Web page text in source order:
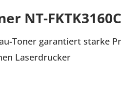
NT-
Toner garantiert starke
Laserdrucker